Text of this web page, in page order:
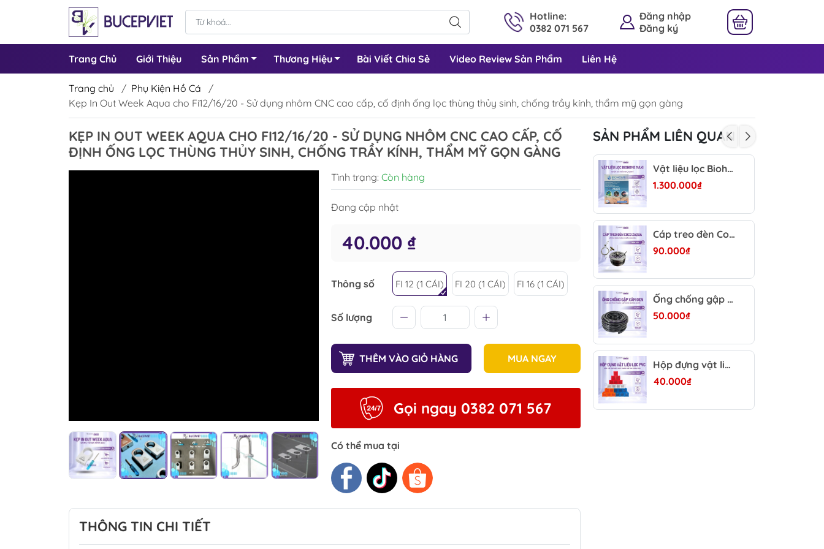
Hotline:
0382 071 567
Đăng nhập
Đăng ký
Trang Chủ Giới Thiệu Sản Phẩm Thương Hiệu Bài Viết Chia Sẻ Video Review Sản Phẩm Liên Hệ
Trang chủ / Phụ Kiện Hồ Cá
/
Kẹp In Out Week Aqua cho Fi12/16/20 - Sử dụng nhôm CNC cao cấp, cố định ống lọc thùng thủy sinh, chống trầy kính, thẩm mỹ gọn gàng
KẸP IN OUT WEEK AQUA CHO FI12/16/20 - SỬ DỤNG NHÔM CNC CAO CẤP, CỐ
ĐỊNH ỐNG LỌC THÙNG THỦY SINH, CHỐNG TRẦY KÍNH, THẨM MỸ GỌN GÀNG
Tình trạng: Còn hàng
Đang cập nhật
40.000 ₫
Thông số FI 12 (1 CÁI) FI 20 (1 CÁI) FI 16 (1 CÁI)
Số lượng
THÊM VÀO GIỎ HÀNG MUA NGAY
Gọi ngay 0382 071 567
Có thể mua tại
THÔNG TIN CHI TIẾT
SẢN PHẨM LIÊN QUAN
Vật liệu lọc Biohome Maxi 2.5kg
1.300.000₫
Cáp treo đèn Coco Zaqua - Hỗ trợ treo đèn hồ cá, chỉnh độ cao linh hoạt, ánh sáng đều bể thủy sinh
90.000₫
Ống chống gập màu xám đen FI16 dài 1m-3m - Dây dẫn nước lọc thùng chống gập, bền dẻo cho hồ cá thủy sinh
50.000₫
Hộp đựng vật liệu lọc PVC 12x12x11cm - Hộp chứa vật liệu lọc hồ cá, dễ sắp xếp, bền chắc, nhiều màu sắc
40.000₫